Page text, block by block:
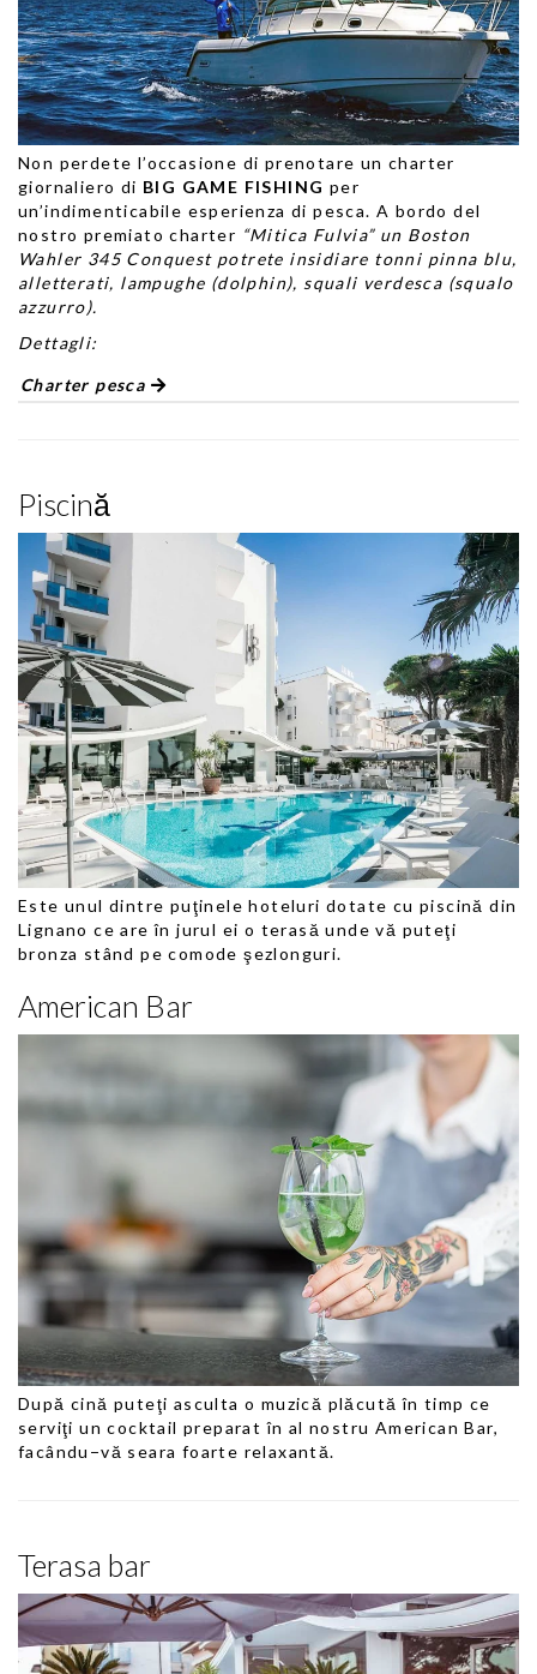
Non perdete l’occasione di prenotare un charter
giornaliero di BIG GAME FISHING per
un’indimenticabile esperienza di pesca. A bordo del
nostro premiato charter “Mitica Fulvia” un Boston
Wahler 345 Conquest potrete insidiare tonni pinna blu,
alletterati, lampughe (dolphin), squali verdesca (squalo
azzurro).
Dettagli:
Charter pesca
Piscină
Este unul dintre puţinele hoteluri dotate cu piscină din
Lignano ce are în jurul ei o terasă unde vă puteţi
bronza stând pe comode şezlonguri.
American Bar
După cină puteţi asculta o muzică plăcută în timp ce
serviţi un cocktail preparat în al nostru American Bar,
facându−vă seara foarte relaxantă.
Terasa bar